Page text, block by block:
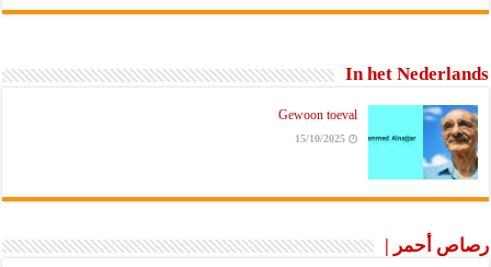
In het Nederlands
Gewoon toeval
15/10/2025
رصاص أحمر |